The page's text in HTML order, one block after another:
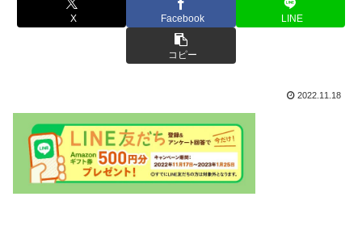
X Facebook LINE
コピー
2022.11.18